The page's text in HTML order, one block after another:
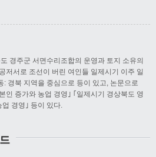
경주군 서면수리조합의 운영과 토지 소유의
저서로 조선이 버린 여인들 일제시기 이주 일
: 경북 지역을 중심으로 등이 있고, 논문으로
인 증가와 농업 경영｣ ｢일제시기 경상북도 영
경영｣ 등이 있다.